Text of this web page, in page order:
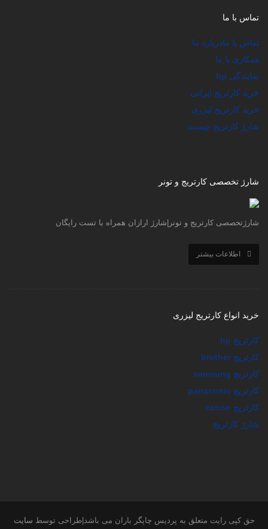
تماس با ما
تماس با مادرباره ما
همکاری با ما
نمایندگی hp
خرید کارتریج ایرانی
خرید کارتریج لیزری
شارژ کارتریج چیست
شارژ تخصصی کارتریج و تونر
شارژتخصصی کارتریج و تونر|شارژ ارازان همراه با تست رایگان
اطلاعات بیشتر
خرید انواع کارتریج لیزری
کارتریج hp
کارتریج brother
کارتریج samsung
کارتریج panasonic
کارتریج canon
شارژ کارتریج
حق کپی رایت متعلق به پردیس چاپگر باران می باشد|طراحی توسط سایت